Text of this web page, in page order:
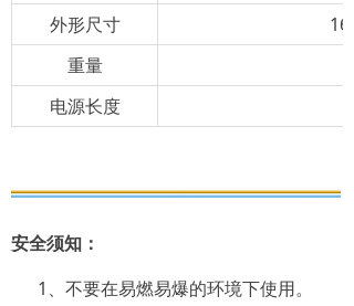
外形尺寸
重量
电源长度
安全须知：
1、不要在易燃易爆的环境下使用。